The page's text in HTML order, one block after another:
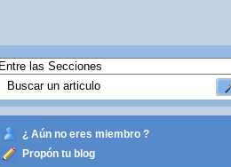
¿ Aún no eres miembro ?
Propón tu blog